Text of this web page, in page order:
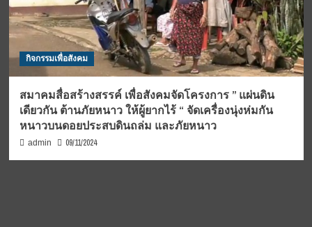
กิจกรรมเพื่อสังคม
สมาคมสื่อสร้างสรรค์ เพื่อสังคมจัดโครงการ ” แผ่นดิน
เดียวกัน ต้านภัยหนาว ให้ผู้ยากไร้ “ จัดเครื่องนุ่งห่มกัน
หนาวบนดอยประสบดินถล่ม และภัยหนาว
admin 09/11/2024